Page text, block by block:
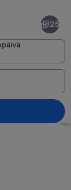
pelastustorni,
25